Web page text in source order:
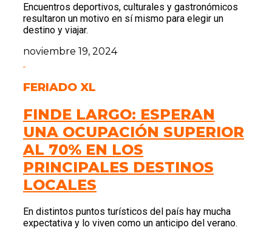
Encuentros deportivos, culturales y gastronómicos
resultaron un motivo en sí mismo para elegir un
destino y viajar.
noviembre 19, 2024
FERIADO XL
FINDE LARGO: ESPERAN
UNA OCUPACIÓN SUPERIOR
AL 70% EN LOS
PRINCIPALES DESTINOS
LOCALES
En distintos puntos turísticos del país hay mucha
expectativa y lo viven como un anticipo del verano.